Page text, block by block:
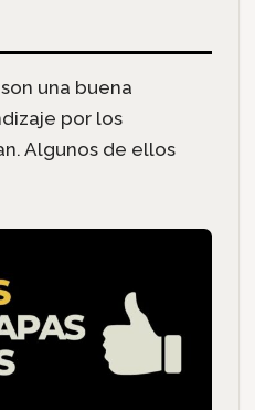
son una buena
por los
Algunos de ellos